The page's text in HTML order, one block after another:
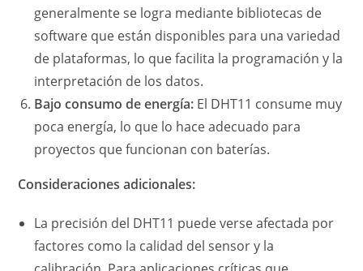
generalmente se logra mediante bibliotecas de
software que están disponibles para una variedad
de plataformas, lo que facilita la programación y la
interpretación de los datos.
Bajo consumo de energía: El DHT11 consume muy
poca energía, lo que lo hace adecuado para
proyectos que funcionan con baterías.
Consideraciones adicionales:
La precisión del DHT11 puede verse afectada por
factores como la calidad del sensor y la